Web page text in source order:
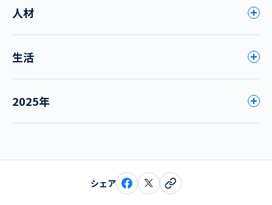
人材
生活
2025年
シェア